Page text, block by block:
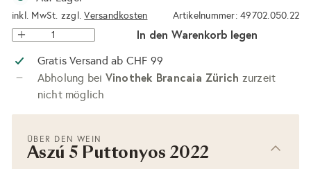
inkl. MwSt. zzgl.Versandkosten Artikelnummer: 49702.050.22
In den Warenkorb legen
Gratis Versand ab CHF 99
Abholung bei Vinothek Brancaia Zürich zurzeit
nicht möglich
ÜBER DEN WEIN
Aszú 5 Puttonyos 2022